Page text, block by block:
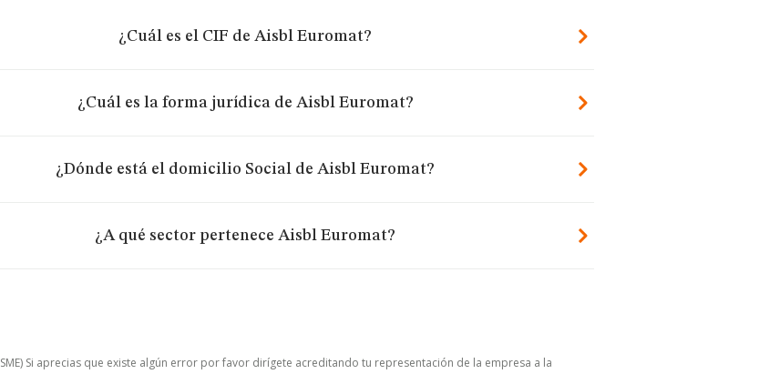
¿Cuál es el CIF de Aisbl Euromat?
¿Cuál es la forma jurídica de Aisbl Euromat?
¿Dónde está el domicilio Social de Aisbl Euromat?
¿A qué sector pertenece Aisbl Euromat?
Si aprecias que existe algún error por favor dirígete acreditando tu representación de la empresa a la